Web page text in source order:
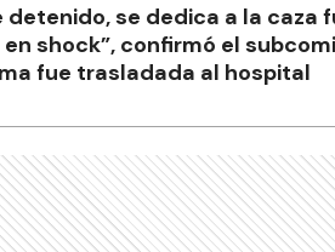
se dedica a la caza
shock”, confirmó el
fue trasladada al hospital